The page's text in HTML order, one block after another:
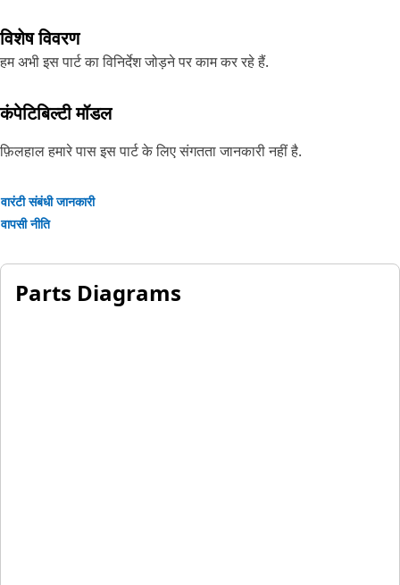
विशेष विवरण
हम अभी इस पार्ट का विनिर्देश जोड़ने पर काम कर रहे हैं.
कंपेटिबिल्टी मॉडल
फ़िलहाल हमारे पास इस पार्ट के लिए संगतता जानकारी नहीं है.
वारंटी संबंधी जानकारी
वापसी नीति
Parts Diagrams